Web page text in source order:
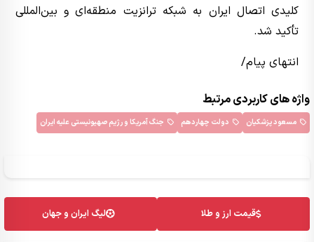
کلیدی اتصال ایران به شبکه ترانزیت منطقه‌ای و بین‌المللی
تأکید شد.
انتهای پیام/
واژه های کاربردی مرتبط
مسعود پزشکیان دولت چهاردهم جنگ آمریکا و رژیم صهیونیستی علیه ایران
قیمت ارز و طلا لیگ ایران و جهان